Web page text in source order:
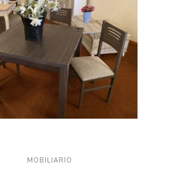
MOBILIARIO